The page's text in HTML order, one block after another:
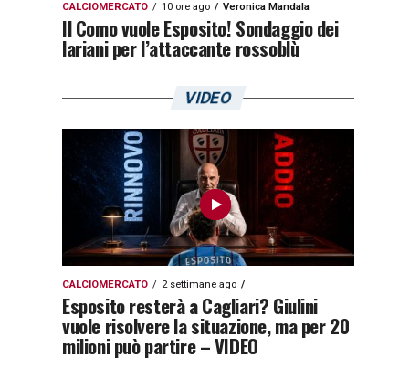
CALCIOMERCATO 10 ore ago Veronica Mandala
Il Como vuole Esposito! Sondaggio dei
lariani per l’attaccante rossoblù
VIDEO
CALCIOMERCATO 2 settimane ago
Esposito resterà a Cagliari? Giulini
vuole risolvere la situazione, ma per 20
milioni può partire – VIDEO